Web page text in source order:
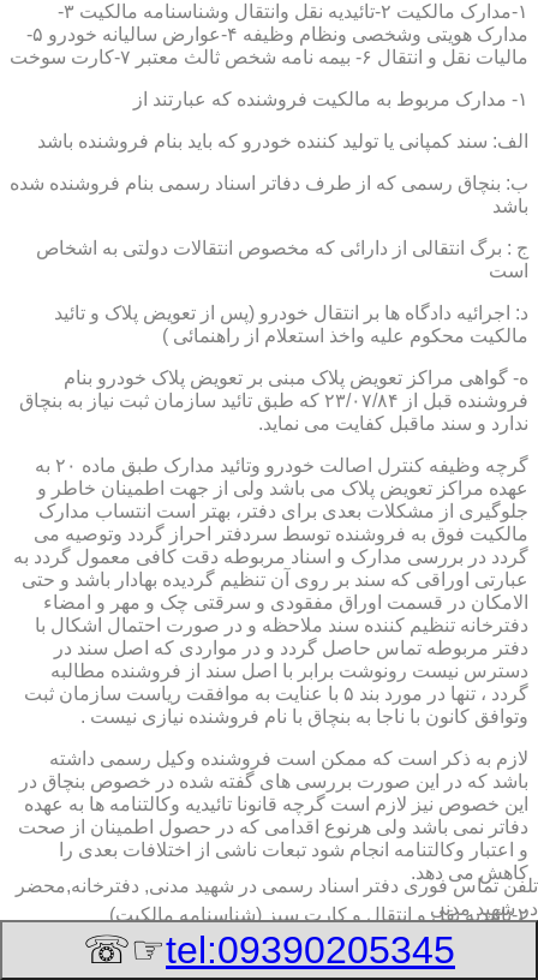
۱-مدارک مالکیت ۲-تائیدیه نقل وانتقال وشناسنامه مالکیت ۳-
مدارک هویتی وشخصی ونظام وظیفه ۴-عوارض سالیانه خودرو ۵-
مالیات نقل و انتقال ۶- بیمه نامه شخص ثالث معتبر ۷-کارت سوخت
۱- مدارک مربوط به مالکیت فروشنده که عبارتند از
الف: سند کمپانی یا تولید کننده خودرو که باید بنام فروشنده باشد
ب: بنچاق رسمی که از طرف دفاتر اسناد رسمی بنام فروشنده شده
باشد
ج : برگ انتقالی از دارائی که مخصوص انتقالات دولتی به اشخاص
است
د: اجرائیه دادگاه ها بر انتقال خودرو (پس از تعویض پلاک و تائید
مالکیت محکوم علیه واخذ استعلام از راهنمائی )
ه- گواهی مراکز تعویض پلاک مبنی بر تعویض پلاک خودرو بنام
فروشنده قبل از ۲۳/۰۷/۸۴ که طبق تائید سازمان ثبت نیاز به بنچاق
ندارد و سند ماقبل کفایت می نماید.
گرچه وظیفه کنترل اصالت خودرو وتائید مدارک طبق ماده ۲۰ به
عهده مراکز تعویض پلاک می باشد ولی از جهت اطمینان خاطر و
جلوگیری از مشکلات بعدی برای دفتر، بهتر است انتساب مدارک
مالکیت فوق به فروشنده توسط سردفتر احراز گردد وتوصیه می
گردد در بررسی مدارک و اسناد مربوطه دقت کافی معمول گردد به
عبارتی اوراقی که سند بر روی آن تنظیم گردیده بهادار باشد و حتی
الامکان در قسمت اوراق مفقودی و سرقتی چک و مهر و امضاء
دفترخانه تنظیم کننده سند ملاحظه و در صورت احتمال اشکال با
دفتر مربوطه تماس حاصل گردد و در مواردی که اصل سند در
دسترس نیست رونوشت برابر با اصل سند از فروشنده مطالبه
گردد ، تنها در مورد بند ۵ با عنایت به موافقت ریاست سازمان ثبت
وتوافق کانون با ناجا به بنچاق با نام فروشنده نیازی نیست .
لازم به ذکر است که ممکن است فروشنده وکیل رسمی داشته
باشد که در این صورت بررسی های گفته شده در خصوص بنچاق در
این خصوص نیز لازم است گرچه قانونا تائیدیه وکالتنامه ها به عهده
دفاتر نمی باشد ولی هرنوع اقدامی که در حصول اطمینان از صحت
و اعتبار وکالتنامه انجام شود تبعات ناشی از اختلافات بعدی را
کاهش می دهد.
۲-تائیدیه نقل و انتقال و کارت سبز (شناسنامه مالکیت)
برگ تائیدیه نقل و انتقال صادره از مراکز تعویض پلاک حاوی
تلفن تماس فوری دفتر اسناد رسمی در شهید مدنی, دفترخانه,محضر
در شهید مدنی
tel:09390205345
☞☏